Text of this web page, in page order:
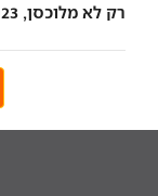
רק לא מלוכסן, 18-12-2023